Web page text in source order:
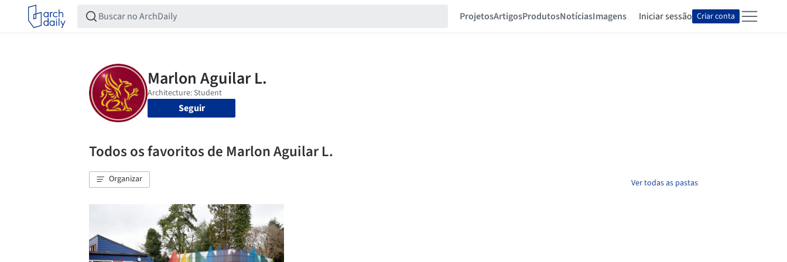
ProjetosArtigosProdutosNotíciasImagens Iniciar sessão Criar conta
Seguir
Todos os favoritos de Marlon Aguilar L.
Organizar Ver todas as pastas